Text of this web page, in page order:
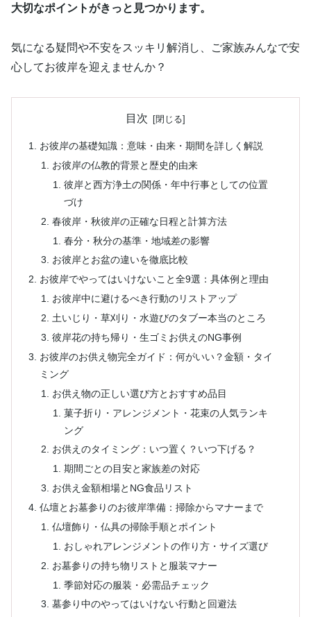
大切なポイントがきっと見つかります。
気になる疑問や不安をスッキリ解消し、ご家族みんなで安
心してお彼岸を迎えませんか？
目次
お彼岸の基礎知識：意味・由来・期間を詳しく解説
お彼岸の仏教的背景と歴史的由来
彼岸と西方浄土の関係・年中行事としての位置
づけ
春彼岸・秋彼岸の正確な日程と計算方法
春分・秋分の基準・地域差の影響
お彼岸とお盆の違いを徹底比較
お彼岸でやってはいけないこと全9選：具体例と理由
お彼岸中に避けるべき行動のリストアップ
土いじり・草刈り・水遊びのタブー本当のところ
彼岸花の持ち帰り・生ゴミお供えのNG事例
お彼岸のお供え物完全ガイド：何がいい？金額・タイ
ミング
お供え物の正しい選び方とおすすめ品目
菓子折り・アレンジメント・花束の人気ランキ
ング
お供えのタイミング：いつ置く？いつ下げる？
期間ごとの目安と家族差の対応
お供え金額相場とNG食品リスト
仏壇とお墓参りのお彼岸準備：掃除からマナーまで
仏壇飾り・仏具の掃除手順とポイント
おしゃれアレンジメントの作り方・サイズ選び
お墓参りの持ち物リストと服装マナー
季節対応の服装・必需品チェック
墓参り中のやってはいけない行動と回避法